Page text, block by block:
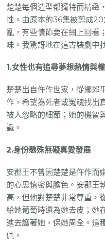
楚楚每個造型都獨特而精緻
性。由原本的36集被剪成
亂，有些情節要在網上回看
味。我驚訝地在這古裝劇中
1.女性也有追尋夢想熱情與權
楚楚出自仵作世家，從鄉郊
作，希望為死者或冤魂找出
被人忽略的細節；她的機智
識。
2.身份懸殊無礙真愛發展
安郡王不曾因楚楚是仵作而
的心思慎密與膽色。安郡王
高，但他對楚楚非常尊重，
給她葡萄時還為她去皮；她
進去護著她，保她周全。這
佩。